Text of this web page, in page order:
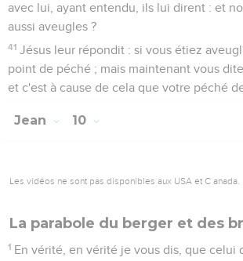
avec lui, ayant entendu, ils lui dirent : et
aussi aveugles ?
41 Jésus leur répondit : si vous étiez
point de péché ; mais maintenant vous
et c'est à cause de cela que votre péché
Jean 10
Les vidéos ne sont pas disponibles aux USA et C anada.
La parabole du berger et des
1 En vérité, en vérité je vous dis, que celui